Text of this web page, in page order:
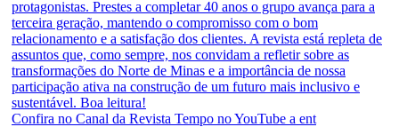
Confira no Canal da Revista Tempo no YouTube a ent